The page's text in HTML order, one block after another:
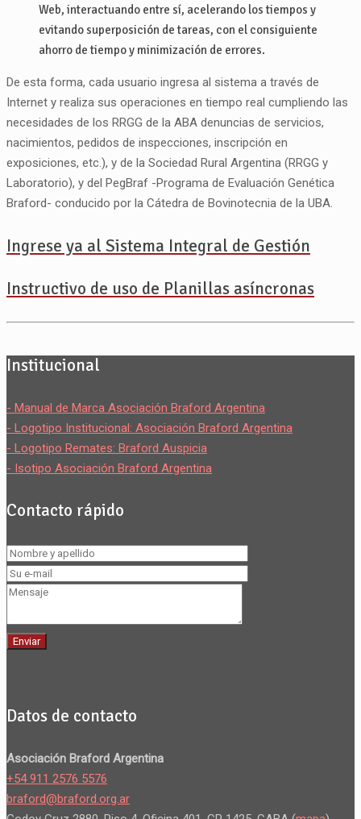
Web, interactuando entre sí, acelerando los tiempos y
evitando superposición de tareas, con el consiguiente
ahorro de tiempo y minimización de errores.
De esta forma, cada usuario ingresa al sistema a través de
Internet y realiza sus operaciones en tiempo real cumpliendo las
necesidades de los RRGG de la ABA denuncias de servicios,
nacimientos, pedidos de inspecciones, inscripción en
exposiciones, etc.), y de la Sociedad Rural Argentina (RRGG y
Laboratorio), y del PegBraf -Programa de Evaluación Genética
Braford- conducido por la Cátedra de Bovinotecnia de la UBA.
Ingrese ya al Sistema Integral de Gestión
Instructivo de uso de Planillas asíncronas
Institucional
- Manual de Marca Asociación Braford Argentina
- Logotipo Institucional: Asociación Braford Argentina
- Logotipo Remates: Braford Auspicia
- Isotipo Asociación Braford Argentina
Contacto rápido
Datos de contacto
Asociación Braford Argentina
+54 911 2576 5576
braford@braford.org.ar